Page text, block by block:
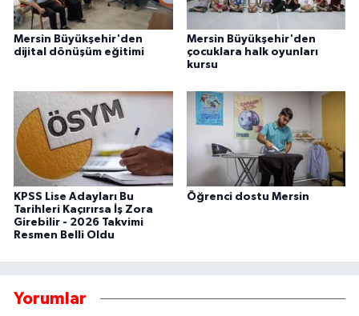
Mersin Büyükşehir'den
dijital dönüşüm eğitimi
Mersin Büyükşehir'den
çocuklara halk oyunları
kursu
KPSS Lise Adayları Bu
Tarihleri Kaçırırsa İş Zora
Girebilir - 2026 Takvimi
Resmen Belli Oldu
Öğrenci dostu Mersin
Yorumlar